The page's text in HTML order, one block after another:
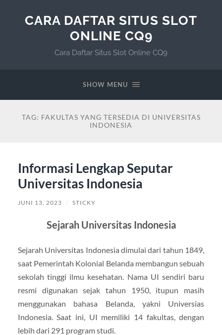
CARA DAFTAR SITUS SLOT
ONLINE CQ9
Cara Daftar Situs Slot Online CQ9
SHOW MENU
TAG: FAKULTAS YANG TERSEDIA DI UNIVERSITAS
INDONESIA
Informasi Lengkap Seputar
Universitas Indonesia
JUNI 13, 2023 / STICKY
Sejarah Universitas Indonesia
Sejarah Universitas Indonesia dimulai dari tahun 1849,
saat Pemerintah Kolonial Belanda membangun sebuah
sekolah tinggi ilmu kesehatan. Nama UI sendiri baru
resmi digunakan sejak tahun 1950, itupun masih
menggunakan bahasa Belanda, yakni Universias
Indonesia. Saat ini, UI memiliki 14 fakultas, dengan
lebih dari 291 program studi.